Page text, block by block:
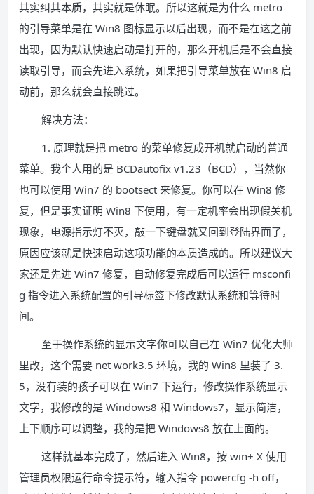
其实纠其本质，其实就是休眠。所以这就是为什么 metro
的引导菜单是在 Win8 图标显示以后出现，而不是在这之前
出现，因为默认快速启动是打开的，那么开机后是不会直接
读取引导，而会先进入系统，如果把引导菜单放在 Win8 启
动前，那么就会直接跳过。
解决方法：
1. 原理就是把 metro 的菜单修复成开机就启动的普通
菜单。我个人用的是 BCDautofix v1.23（BCD），当然你
也可以使用 Win7 的 bootsect 来修复。你可以在 Win8 修
复，但是事实证明 Win8 下使用，有一定机率会出现假关机
现象，电源指示灯不灭，敲一下键盘就又回到登陆界面了，
原因应该就是快速启动这项功能的本质造成的。所以建议大
家还是先进 Win7 修复，自动修复完成后可以运行 msconfi
g 指令进入系统配置的引导标签下修改默认系统和等待时
间。
至于操作系统的显示文字你可以自己在 Win7 优化大师
里改，这个需要 net work3.5 环境，我的 Win8 里装了 3.
5，没有装的孩子可以在 Win7 下运行，修改操作系统显示
文字，我修改的是 Windows8 和 Windows7，显示简洁，
上下顺序可以调整，我的是把 Windows8 放在上面的。
这样就基本完成了，然后进入 Win8，按 win+ X 使用
管理员权限运行命令提示符，输入指令 powercfg -h off，